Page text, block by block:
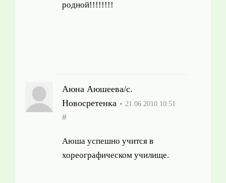
родной!!!!!!!!
Аюна Аюшеева/с.
Новосретенка
21.06.2010 10:51
#
Аюша успешно учится в
хореографическом училище.